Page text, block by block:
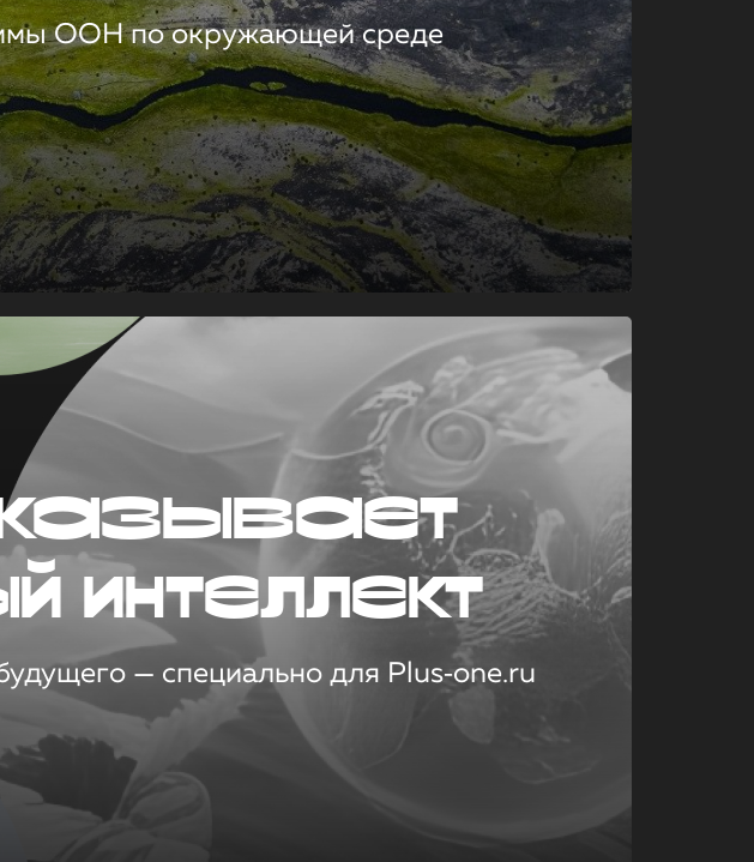
ООН по окружающей среде
интеллект
— специально для Plus‑one.ru